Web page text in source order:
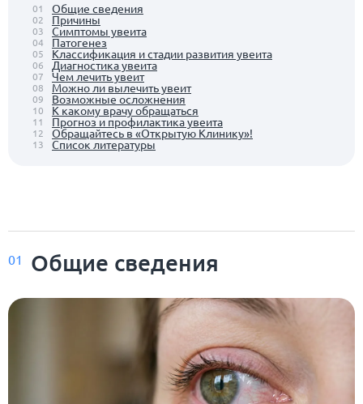
01 Общие сведения
02 Причины
03 Симптомы увеита
04 Патогенез
05 Классификация и стадии развития увеита
06 Диагностика увеита
07 Чем лечить увеит
08 Можно ли вылечить увеит
09 Возможные осложнения
10 К какому врачу обращаться
11 Прогноз и профилактика увеита
12 Обращайтесь в «Открытую Клинику»!
13 Список литературы
01 Общие сведения